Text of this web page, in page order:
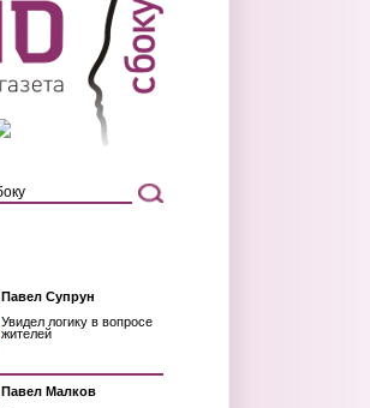
Павел Супрун
Увидел логику в вопросе
жителей
Павел Малков